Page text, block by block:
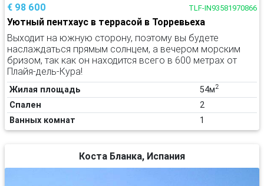
€ 98 600 TLF-IN93581970866
Уютный пентхаус в террасой в Торревьеха
Выходит на южную сторону, поэтому вы будете
наслаждаться прямым солнцем, а вечером морским
бризом, так как он находится всего в 600 метрах от
Плайя-дель-Кура!
Жилая площадь 54м2
Спален
2
Ванных комнат
1
Коста Бланка, Испания